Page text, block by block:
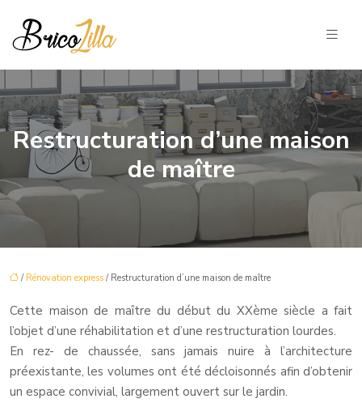
Restructuration d’une maison
de maître
/ Rénovation express / Restructuration d’une maison de maître
Cette maison de maître du début du XXème siècle a fait
l’objet d’une réhabilitation et d’une restructuration lourdes.
En rez- de chaussée, sans jamais nuire à l’architecture
préexistante, les volumes ont été décloisonnés afin d’obtenir
un espace convivial, largement ouvert sur le jardin.